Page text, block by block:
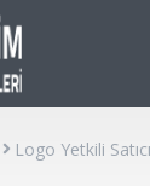
Logo Yetkili